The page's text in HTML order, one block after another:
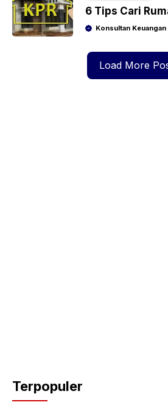
6 Tips Cari
Konsultan Keuangan
Load More
Terpopuler